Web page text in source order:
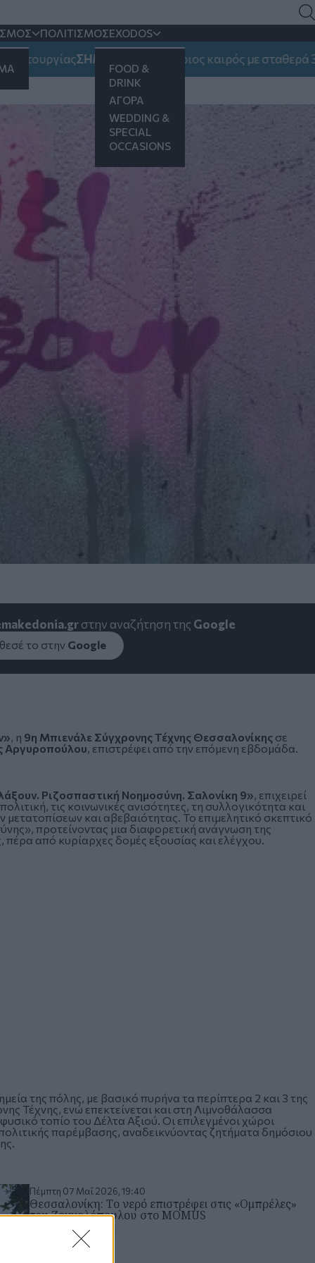
ΠΟΛΙΤΙΣΜΟΣEXODOS
FOOD &
DRINK
ΑΓΟΡΑ
WEDDING &
SPECIAL
OCCASIONS
ΣΗΜΑΝΤΙΚΟ: Αίθριος καιρός με σταθερά 38αρια
Μπιενάλε Σύγχρονης
και το MOMUS-Μουσείο Σύγχρονης
στην αναζήτηση της Google
το στην Google
, η 9η Μπιενάλε Σύγχρονης Τέχνης Θεσσαλονίκης σε
Αργυροπούλου , επιστρέφει από την επόμενη εβδομάδα.
Ριζοσπαστική Νοημοσύνη. Σαλονίκη 9» , επιχειρεί
τις κοινωνικές ανισότητες, τη συλλογικότητα και
μετατοπίσεων και αβεβαιότητας. Το επιμελητικό σκεπτικό
προτείνοντας μια διαφορετική ανάγνωση της
από κυρίαρχες δομές εξουσίας και ελέγχου.
της πόλης, με βασικό πυρήνα τα περίπτερα 2 και 3 της
Τέχνης , ενώ επεκτείνεται και στη Λιμνοθάλασσα
τοπίο του Δέλτα Αξιού. Οι επιλεγμένοι χώροι
παρέμβασης, αναδεικνύοντας ζητήματα δημόσιου
Πέμπτη 07 Μαΐ 2026, 19:40
Θεσσαλονίκη: Το νερό επιστρέφει στις «Ομπρέλες»
του Ζογγολόπουλου στο MOMUS
ΘΕΣΣΑΛΟΝΙΚΗ